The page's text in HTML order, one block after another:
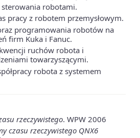
robotami.
pracy z robotem przemysłowym.
programowania robotów na
firm Kuka i Fanuc.
ruchów robota i
towarzyszącymi.
robota z systemem
rzeczywistego. WPW 2006
czasu rzeczywistego QNX6